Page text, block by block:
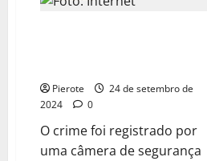
que
recebe
MA
Pierote
24 de setembro de
2024
0
O crime foi registrado por
uma câmera de segurança